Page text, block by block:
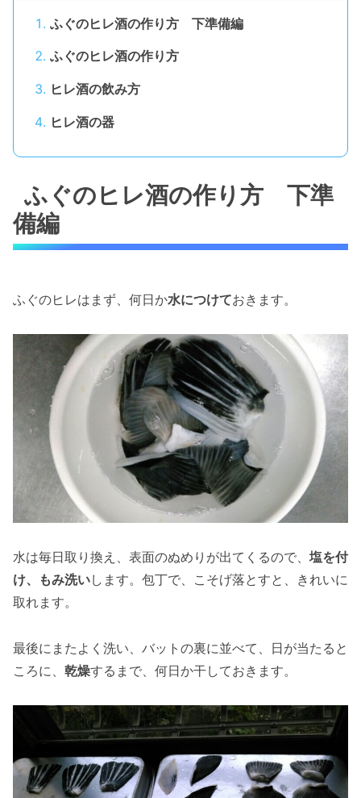
ふぐのヒレ酒の作り方 下準備編
ふぐのヒレ酒の作り方
ヒレ酒の飲み方
ヒレ酒の器
ふぐのヒレ酒の作り方 下準
備編
ふぐのヒレはまず、何日か水につけておきます。
水は毎日取り換え、表面のぬめりが出てくるので、 塩を付
け、もみ洗いします。包丁で、こそげ落とすと、きれいに
取れます。
最後にまたよく洗い、バットの裏に並べて、日が当たると
ころに、 乾燥するまで、何日か干しておきます。